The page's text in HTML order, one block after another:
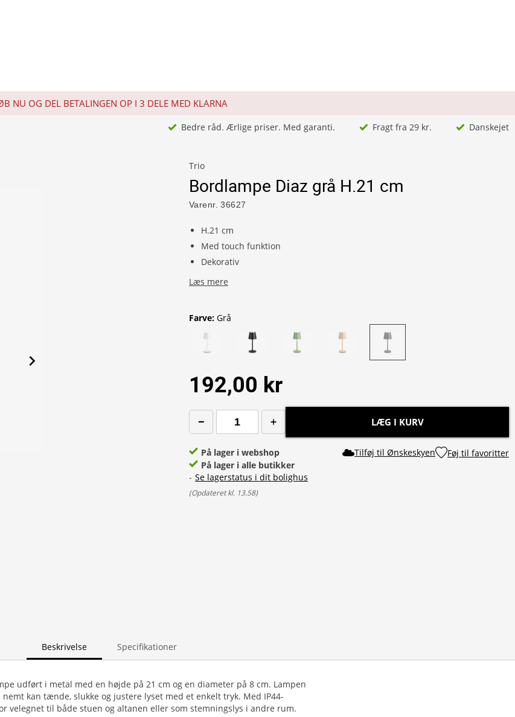
NU OG DEL BETALINGEN OP I 3 DELE MED KLARNA
Bedre råd. Ærlige priser. Med garanti. Fragt fra 29 kr. Danskejet
Trio
Bordlampe Diaz grå H.21 cm
Varenr. 36627
H.21 cm
Med touch funktion
Dekorativ
Læs mere
Farve: Grå
192,00 kr
LÆG I KURV
På lager i webshop
På lager i alle butikker
- Se lagerstatus i dit bolighus
(Opdateret kl. 13.58)
Tilføj til Ønskeskyen Føj til favoritter
Beskrivelse Specifikationer
udført i metal med en højde på 21 cm og en diameter på 8 cm. Lampen
kan tænde, slukke og justere lyset med et enkelt tryk. Med IP44-
velegnet til både stuen og altanen eller som stemningslys i andre rum.